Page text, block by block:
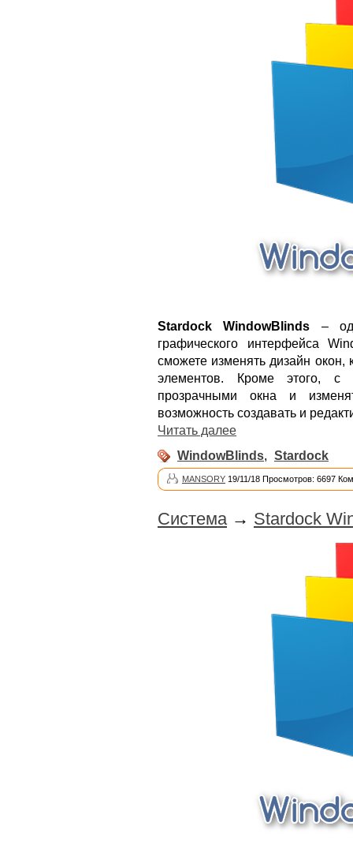
Stardock WindowBlinds –
графического интерфейса
сможете изменять дизайн окон,
элементов. Кроме этого, с
прозрачными окна и
возможность создавать и
Читать далее
WindowBlinds, Stardock
MANSORY 19/11/18 Просмотров: 6697
Система → Stardock